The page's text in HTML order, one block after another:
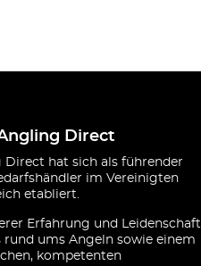
Direct
Direct hat sich als führender
im Vereinigten
etabliert.
Erfahrung und Leidenschaft
rund ums Angeln sowie einem
kompetenten